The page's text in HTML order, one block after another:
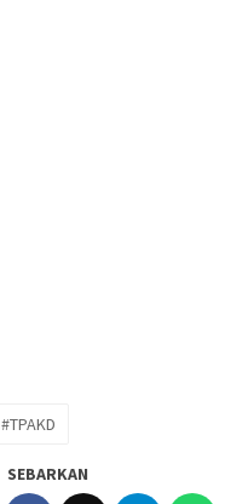
#TPAKD
SEBARKAN